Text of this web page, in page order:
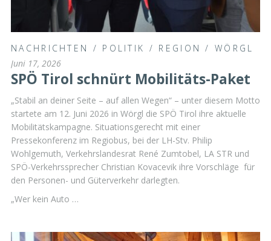
NACHRICHTEN / POLITIK / REGION /WÖRGL
Juni 17, 2026
SPÖ Tirol schnürt Mobilitäts-Paket
„Stabil an deiner Seite – auf allen Wegen“ – unter diesem Motto
startete am 12. Juni 2026 in Wörgl die SPÖ Tirol ihre aktuelle
Mobilitätskampagne. Situationsgerecht mit einer
Pressekonferenz im Regiobus, bei der LH-Stv. Philip
Wohlgemuth, Verkehrslandesrat René Zumtobel, LA STR und
SPÖ-Verkehrssprecher Christian Kovacevik ihre Vorschläge für
den Personen- und Güterverkehr darlegten.
„Wer kein Auto …